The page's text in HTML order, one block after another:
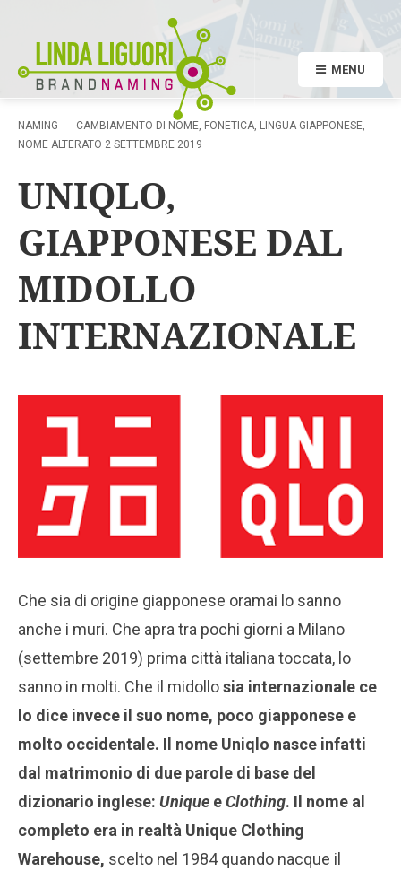
MENU
NAMING CAMBIAMENTO DI NOME, FONETICA, LINGUA GIAPPONESE,
NOME ALTERATO 2 SETTEMBRE 2019
UNIQLO,
GIAPPONESE DAL
MIDOLLO
INTERNAZIONALE
Che sia di origine giapponese oramai lo sanno
anche i muri. Che apra tra pochi giorni a Milano
(settembre 2019) prima città italiana toccata, lo
sanno in molti. Che il midollosia internazionale ce
lo dice invece il suo nome, poco giapponese e
molto occidentale. Il nome Uniqlo nasce infatti
dal matrimonio di due parole di base del
dizionario inglese: Unique eClothing. Il nome al
completo era in realtà Unique Clothing
Warehouse, scelto nel 1984 quando nacque il